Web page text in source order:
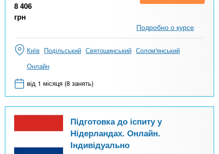
8 406
грн
Подробно о курсе
Київ Подільський Святошинський Солом'янський
Онлайн
від 1 місяця (8 занять)
Підготовка до іспиту у
Нідерландах. Онлайн.
Індивідуально